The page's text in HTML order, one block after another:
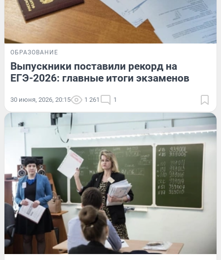
ОБРАЗОВАНИЕ
Выпускники поставили рекорд на
ЕГЭ-2026: главные итоги экзаменов
30 июня, 2026, 20:15 1 261 1